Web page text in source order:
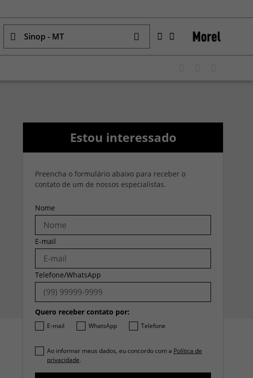
Sinop - MT
Estou interessado
Preencha o formulário abaixo para receber o
contato de um de nossos especialistas.
Nome
E-mail
Telefone/WhatsApp
Quero receber contato por:
E-mail WhatsApp Telefone
Ao informar meus dados, eu concordo com a Política de
privacidade.